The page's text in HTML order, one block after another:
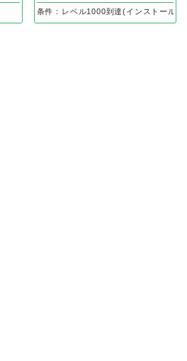
条件：レベル1000到達(インストール後